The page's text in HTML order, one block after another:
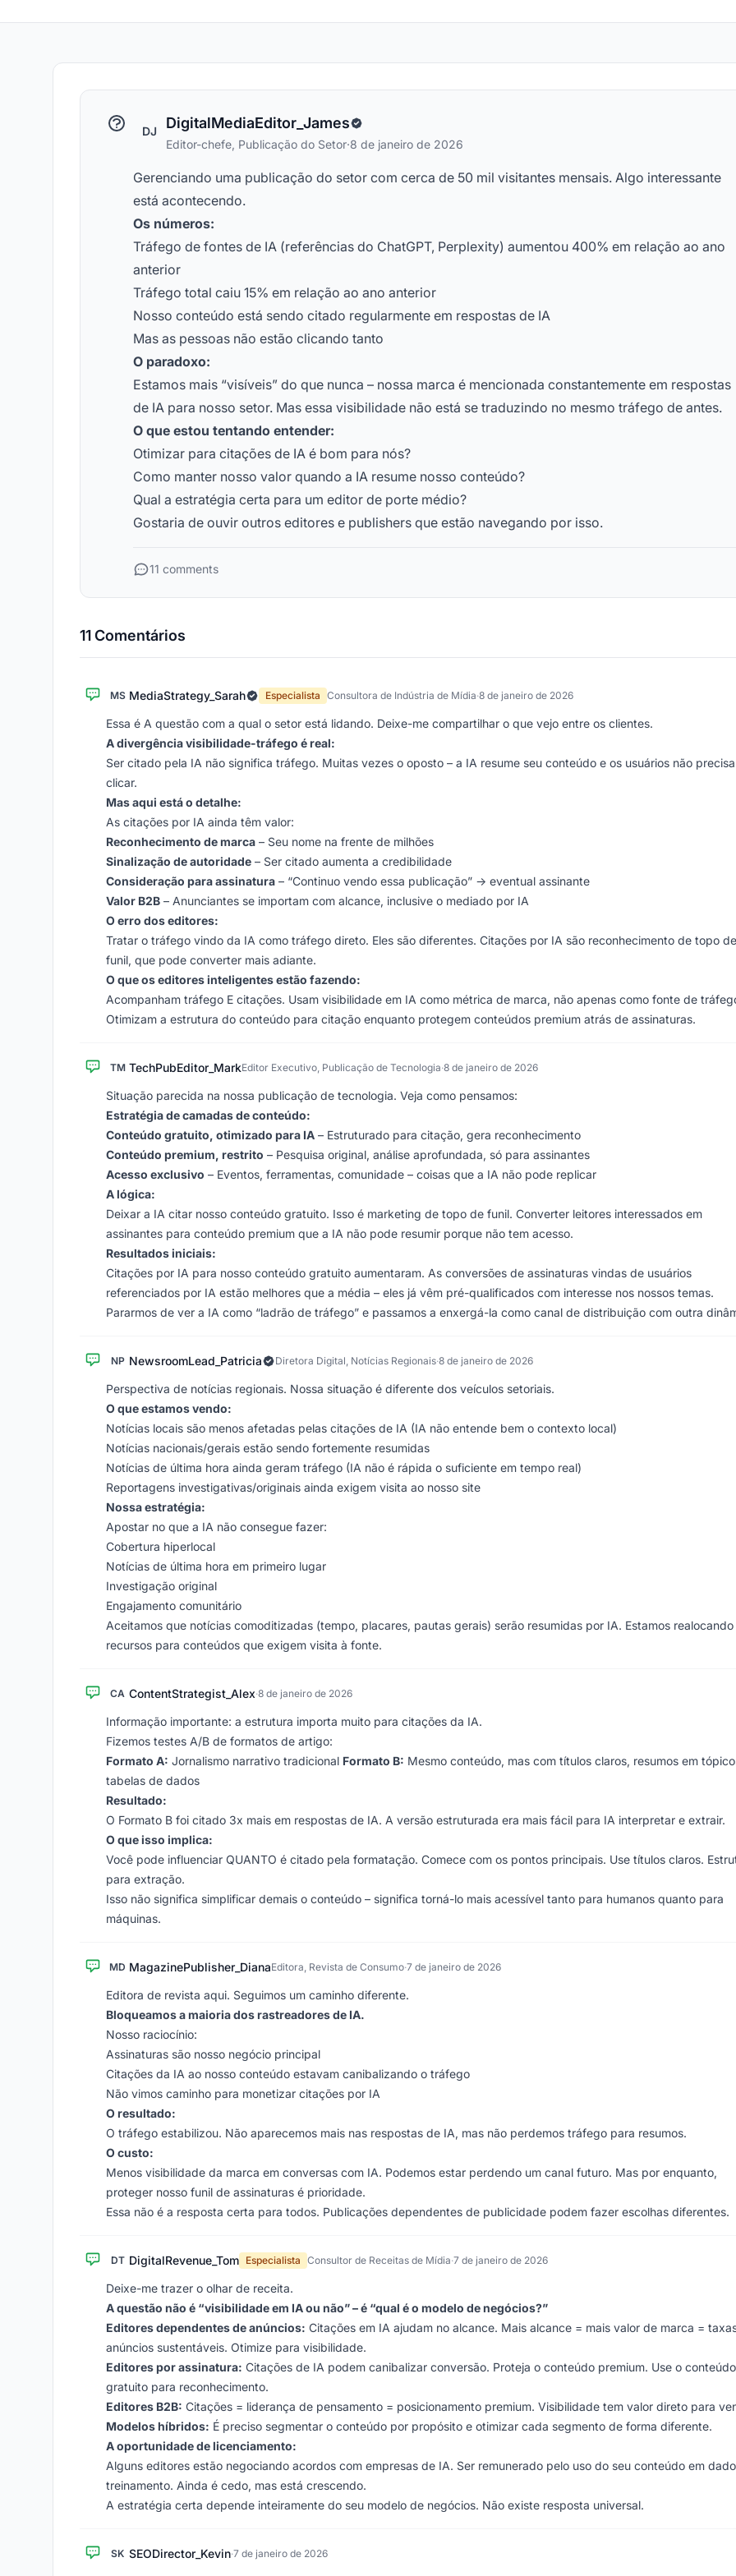
DJ DigitalMediaEditor_James
Editor-chefe, Publicação do Setor·8 de janeiro de 2026
Gerenciando uma publicação do setor com cerca de 50 mil visitantes mensais. Algo interessante
está acontecendo.
Os números:
Tráfego de fontes de IA (referências do ChatGPT, Perplexity) aumentou 400% em relação ao ano
anterior
Tráfego total caiu 15% em relação ao ano anterior
Nosso conteúdo está sendo citado regularmente em respostas de IA
Mas as pessoas não estão clicando tanto
O paradoxo:
Estamos mais “visíveis” do que nunca – nossa marca é mencionada constantemente em respostas
de IA para nosso setor. Mas essa visibilidade não está se traduzindo no mesmo tráfego de antes.
O que estou tentando entender:
Otimizar para citações de IA é bom para nós?
Como manter nosso valor quando a IA resume nosso conteúdo?
Qual a estratégia certa para um editor de porte médio?
Gostaria de ouvir outros editores e publishers que estão navegando por isso.
11 comments
11 Comentários
MS MediaStrategy_Sarah Especialista Consultora de Indústria de Mídia·8 de janeiro de 2026
Essa é A questão com a qual o setor está lidando. Deixe-me compartilhar o que vejo entre os clientes.
A divergência visibilidade-tráfego é real:
Ser citado pela IA não significa tráfego. Muitas vezes o oposto – a IA resume seu conteúdo e os usuários não
clicar.
Mas aqui está o detalhe:
As citações por IA ainda têm valor:
Reconhecimento de marca – Seu nome na frente de milhões
Sinalização de autoridade – Ser citado aumenta a credibilidade
Consideração para assinatura – “Continuo vendo essa publicação” → eventual assinante
Valor B2B – Anunciantes se importam com alcance, inclusive o mediado por IA
O erro dos editores:
Tratar o tráfego vindo da IA como tráfego direto. Eles são diferentes. Citações por IA são reconhecimento de topo de
funil, que pode converter mais adiante.
O que os editores inteligentes estão fazendo:
Acompanham tráfego E citações. Usam visibilidade em IA como métrica de marca, não apenas como fonte de
Otimizam a estrutura do conteúdo para citação enquanto protegem conteúdos premium atrás de assinaturas.
TM TechPubEditor_MarkEditor Executivo, Publicação de Tecnologia·8 de janeiro de 2026
Situação parecida na nossa publicação de tecnologia. Veja como pensamos:
Estratégia de camadas de conteúdo:
Conteúdo gratuito, otimizado para IA – Estruturado para citação, gera reconhecimento
Conteúdo premium, restrito – Pesquisa original, análise aprofundada, só para assinantes
Acesso exclusivo – Eventos, ferramentas, comunidade – coisas que a IA não pode replicar
A lógica:
Deixar a IA citar nosso conteúdo gratuito. Isso é marketing de topo de funil. Converter leitores interessados em
assinantes para conteúdo premium que a IA não pode resumir porque não tem acesso.
Resultados iniciais:
Citações por IA para nosso conteúdo gratuito aumentaram. As conversões de assinaturas vindas de usuários
referenciados por IA estão melhores que a média – eles já vêm pré-qualificados com interesse nos nossos temas.
Pararmos de ver a IA como “ladrão de tráfego” e passamos a enxergá-la como canal de distribuição com outra
NP NewsroomLead_Patricia Diretora Digital, Notícias Regionais·8 de janeiro de 2026
Perspectiva de notícias regionais. Nossa situação é diferente dos veículos setoriais.
O que estamos vendo:
Notícias locais são menos afetadas pelas citações de IA (IA não entende bem o contexto local)
Notícias nacionais/gerais estão sendo fortemente resumidas
Notícias de última hora ainda geram tráfego (IA não é rápida o suficiente em tempo real)
Reportagens investigativas/originais ainda exigem visita ao nosso site
Nossa estratégia:
Apostar no que a IA não consegue fazer:
Cobertura hiperlocal
Notícias de última hora em primeiro lugar
Investigação original
Engajamento comunitário
Aceitamos que notícias comoditizadas (tempo, placares, pautas gerais) serão resumidas por IA. Estamos realocando
recursos para conteúdos que exigem visita à fonte.
CA ContentStrategist_Alex·8 de janeiro de 2026
Informação importante: a estrutura importa muito para citações da IA.
Fizemos testes A/B de formatos de artigo:
Formato A: Jornalismo narrativo tradicional Formato B: Mesmo conteúdo, mas com títulos claros, resumos em
tabelas de dados
Resultado:
O Formato B foi citado 3x mais em respostas de IA. A versão estruturada era mais fácil para IA interpretar e extrair.
O que isso implica:
Você pode influenciar QUANTO é citado pela formatação. Comece com os pontos principais. Use títulos claros.
para extração.
Isso não significa simplificar demais o conteúdo – significa torná-lo mais acessível tanto para humanos quanto para
máquinas.
MD MagazinePublisher_DianaEditora, Revista de Consumo·7 de janeiro de 2026
Editora de revista aqui. Seguimos um caminho diferente.
Bloqueamos a maioria dos rastreadores de IA.
Nosso raciocínio:
Assinaturas são nosso negócio principal
Citações da IA ao nosso conteúdo estavam canibalizando o tráfego
Não vimos caminho para monetizar citações por IA
O resultado:
O tráfego estabilizou. Não aparecemos mais nas respostas de IA, mas não perdemos tráfego para resumos.
O custo:
Menos visibilidade da marca em conversas com IA. Podemos estar perdendo um canal futuro. Mas por enquanto,
proteger nosso funil de assinaturas é prioridade.
Essa não é a resposta certa para todos. Publicações dependentes de publicidade podem fazer escolhas diferentes.
DT DigitalRevenue_Tom Especialista Consultor de Receitas de Mídia·7 de janeiro de 2026
Deixe-me trazer o olhar de receita.
A questão não é “visibilidade em IA ou não” – é “qual é o modelo de negócios?”
Editores dependentes de anúncios: Citações em IA ajudam no alcance. Mais alcance = mais valor de marca =
anúncios sustentáveis. Otimize para visibilidade.
Editores por assinatura: Citações de IA podem canibalizar conversão. Proteja o conteúdo premium. Use o conteúdo
gratuito para reconhecimento.
Editores B2B: Citações = liderança de pensamento = posicionamento premium. Visibilidade tem valor direto para
Modelos híbridos: É preciso segmentar o conteúdo por propósito e otimizar cada segmento de forma diferente.
A oportunidade de licenciamento:
Alguns editores estão negociando acordos com empresas de IA. Ser remunerado pelo uso do seu conteúdo em
treinamento. Ainda é cedo, mas está crescendo.
A estratégia certa depende inteiramente do seu modelo de negócios. Não existe resposta universal.
SK SEODirector_Kevin·7 de janeiro de 2026